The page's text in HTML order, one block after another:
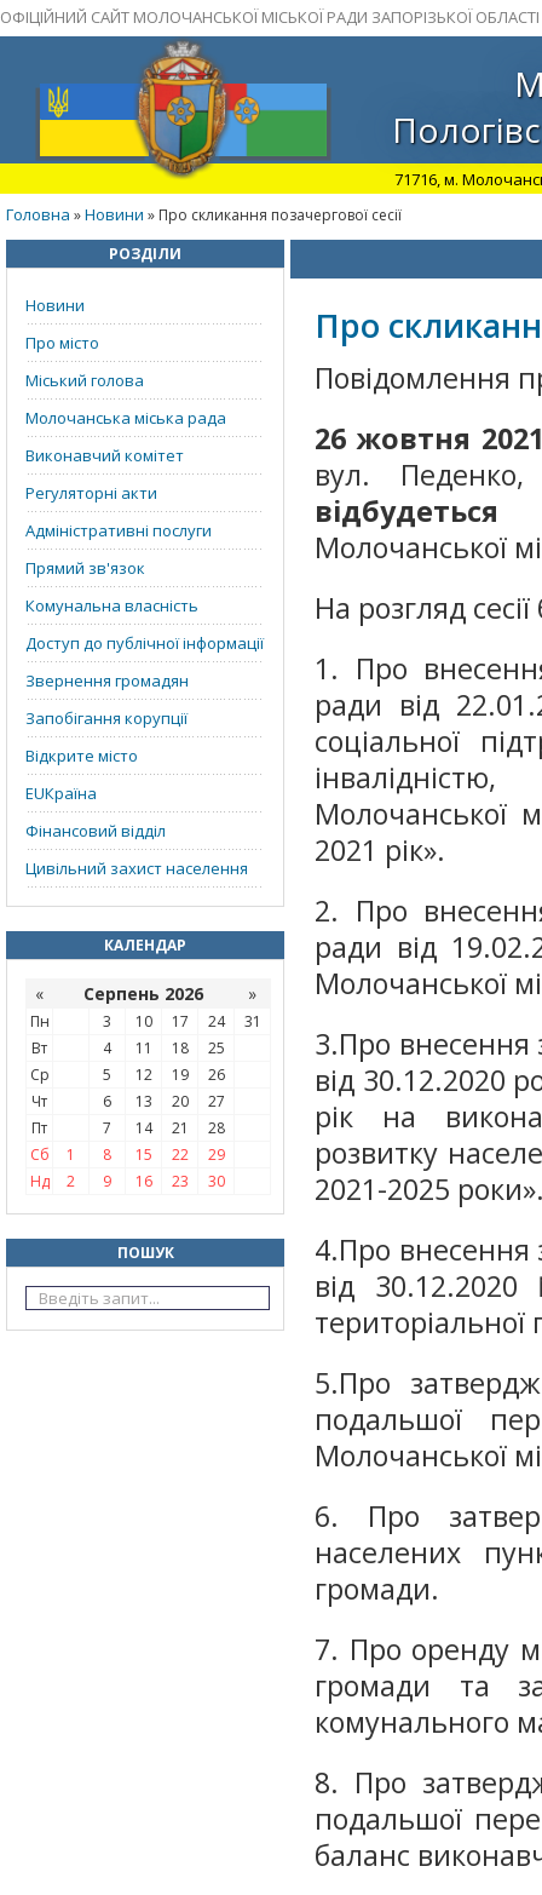
ОФІЦІЙНИЙ САЙТ МОЛОЧАНСЬКОЇ МІСЬКОЇ РАДИ ЗАПОРІЗЬКОЇ ОБЛАСТІ
71716, м.
Головна »Новини » Про скликання позачергової сесії
РОЗДІЛИ
Новини
Про місто
Міський голова
Молочанська міська рада
Виконавчий комітет
Регуляторні акти
Адміністративні послуги
Прямий зв'язок
Комунальна власність
Доступ до публічної інформації
Звернення громадян
Запобігання корупції
Відкрите місто
EUКраїна
Фінансовий відділ
Цивільний захист населення
КАЛЕНДАР
« Серпень 2026 »
Пн 3 10 17 24
31
Вт
4 11 18
25
Ср
5 12 19
26
Чт
6 13 20
27
Пт
7 14 21
28
Сб
1 8 15 22
29
Нд
2 9 16 23 30
ПОШУК
Про
Повідомлення
26 жовтня
вул.
Молочанської
На розгляд
1. Про
ради від
соціальної
Молочанської
2021 рік».
2. Про
ради від
Молочанської
3.Про внесення
від 30.12.2020
рік на
розвитку
2021-2025
4.Про внесення
від
територіальної
5.Про
подальшої
Молочанської
6. Про
населених
громади.
7. Про оренду
громади та
комунального
8. Про
подальшої
баланс